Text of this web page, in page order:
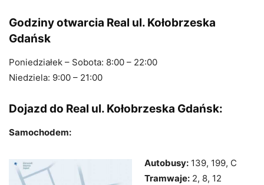
Godziny otwarcia Real ul. Kołobrzeska
Gdańsk
Poniedziałek – Sobota: 8:00 – 22:00
Niedziela: 9:00 – 21:00
Dojazd do Real ul. Kołobrzeska Gdańsk:
Samochodem:
Autobusy: 139, 199, C
Tramwaje: 2, 8, 12